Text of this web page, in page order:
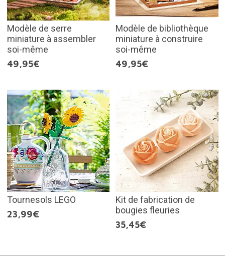
Modèle de serre
miniature à assembler
soi-même
49,95€
Modèle de bibliothèque
miniature à construire
soi-même
49,95€
Tournesols LEGO
23,99€
Kit de fabrication de
bougies fleuries
35,45€